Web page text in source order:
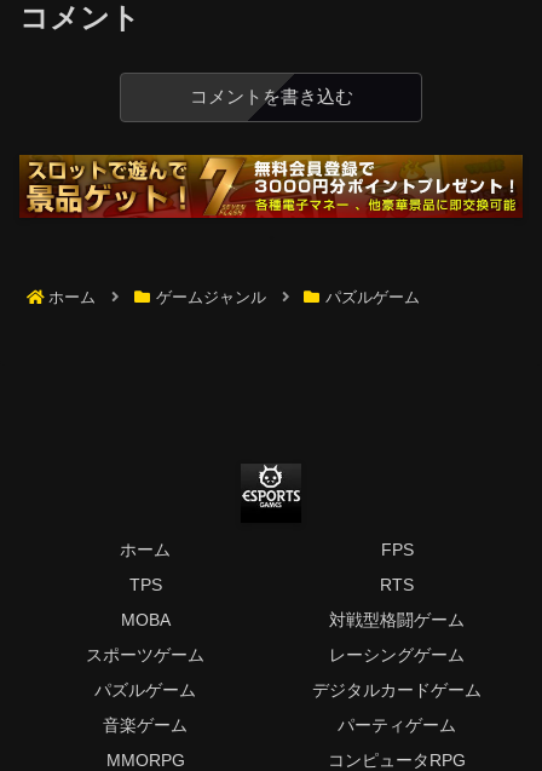
コメント
コメントを書き込む
ホーム ゲームジャンル パズルゲーム
ホーム
FPS
TPS
RTS
MOBA
対戦型格闘ゲーム
スポーツゲーム
レーシングゲーム
パズルゲーム
デジタルカードゲーム
音楽ゲーム
パーティゲーム
MMORPG
コンピュータRPG